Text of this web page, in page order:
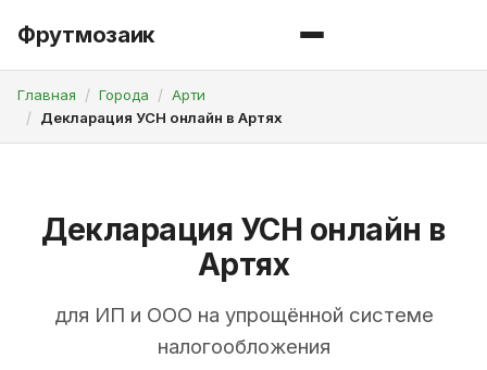
Фрутмозаик
Главная Города
Арти
Декларация УСН онлайн в Артях
Декларация УСН онлайн в
Артях
для ИП и ООО на упрощённой системе
налогообложения